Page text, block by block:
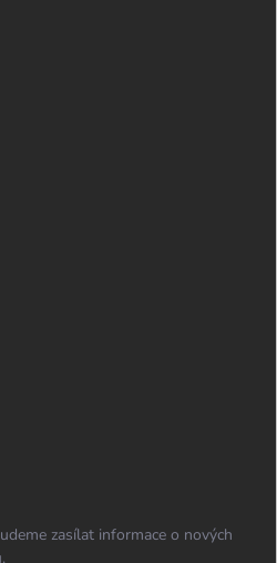
zasílat informace o nových